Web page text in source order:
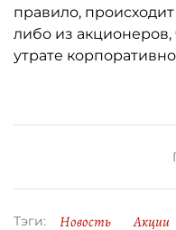
правило,
либо из
утрате
Тэги: Новость Акции